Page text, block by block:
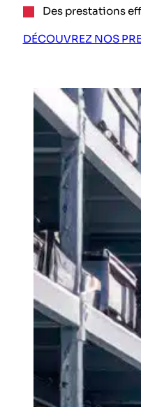
Des prestations
DÉCOUVREZ NOS